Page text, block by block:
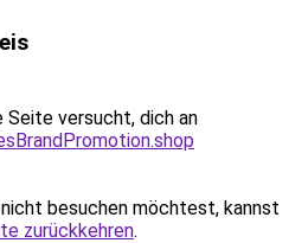
Seite versucht, dich an
besuchen möchtest, kannst
zurückkehren.